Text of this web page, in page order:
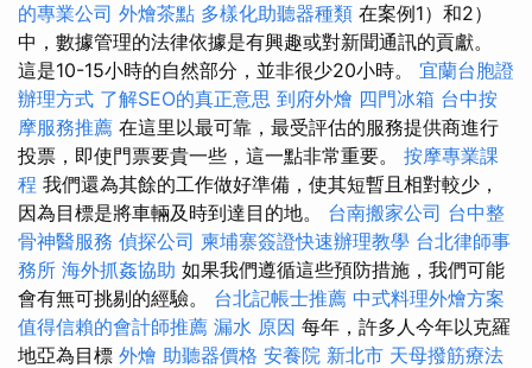
的專業公司 外燴茶點 多樣化助聽器種類 在案例1）和2）
中，數據管理的法律依據是有興趣或對新聞通訊的貢獻。
這是10-15小時的自然部分，並非很少20小時。 宜蘭台胞證
辦理方式 了解SEO的真正意思 到府外燴 四門冰箱 台中按
摩服務推薦 在這里以最可靠，最受評估的服務提供商進行
投票，即使門票要貴一些，這一點非常重要。 按摩專業課
程 我們還為其餘的工作做好準備，使其短暫且相對較少，
因為目標是將車輛及時到達目的地。 台南搬家公司 台中整
骨神醫服務 偵探公司 柬埔寨簽證快速辦理教學 台北律師事
務所 海外抓姦協助 如果我們遵循這些預防措施，我們可能
會有無可挑剔的經驗。 台北記帳士推薦 中式料理外燴方案
值得信賴的會計師推薦 漏水 原因 每年，許多人今年以克羅
地亞為目標 外燴 助聽器價格 安養院 新北市 天母撥筋療法